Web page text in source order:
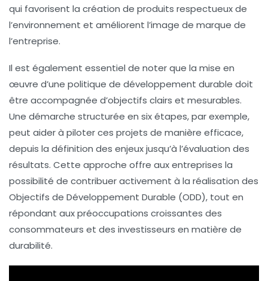
qui favorisent la création de produits respectueux de
l’environnement et améliorent l’image de marque de
l’entreprise.
Il est également essentiel de noter que la mise en
œuvre d’une politique de développement durable doit
être accompagnée d’objectifs clairs et mesurables.
Une démarche structurée en six étapes, par exemple,
peut aider à piloter ces projets de manière efficace,
depuis la définition des enjeux jusqu’à l’évaluation des
résultats. Cette approche offre aux entreprises la
possibilité de contribuer activement à la réalisation des
Objectifs de Développement Durable (ODD), tout en
répondant aux préoccupations croissantes des
consommateurs et des investisseurs en matière de
durabilité.